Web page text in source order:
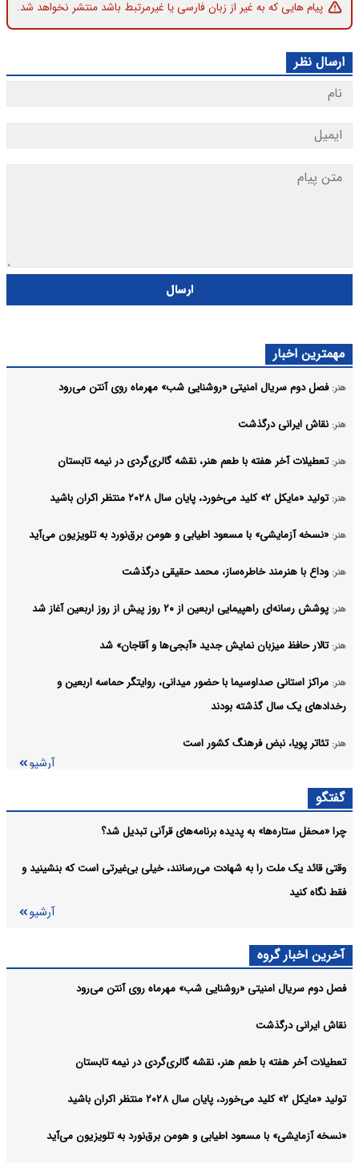
پیام هایی که به غیر از زبان فارسی یا غیرمرتبط باشد منتشر نخواهد شد.
ارسال نظر
ارسال
مهمترین اخبار
هنر: فصل دوم سریال امنیتی «روشنایی شب» مهرماه روی آنتن می‌رود
هنر: نقاش ایرانی درگذشت
هنر: تعطیلات آخر هفته با طعم هنر، نقشه گالری‌گردی در نیمه تابستان
هنر: تولید «مایکل ۲» کلید می‌خورد، پایان سال ۲۰۲۸ منتظر اکران باشید
هنر: «نسخه آزمایشی» با مسعود اطیابی و هومن برق‌نورد به تلویزیون می‌آید
هنر: وداع با هنرمند خاطره‌ساز، محمد حقیقی درگذشت
هنر: پوشش رسانه‌ای راهپیمایی اربعین از ۲۰ روز پیش از روز اربعین آغاز شد
هنر: تالار حافظ میزبان نمایش جدید «آبجی‌ها و آقاجان» شد
هنر: مراکز استانی صداوسیما با حضور میدانی، روایتگر حماسه اربعین و
رخدادهای یک سال گذشته بودند
هنر: تئاتر پویا، نبض فرهنگ کشور است
آرشیو
گفتگو
چرا «محفل ستاره‌ها» به پدیده برنامه‌های قرآنی تبدیل شد؟
وقتی قائد یک ملت را به شهادت می‌رسانند، خیلی بی‌غیرتی است که بنشینید و
فقط نگاه کنید
آرشیو
آخرین اخبار گروه
فصل دوم سریال امنیتی «روشنایی شب» مهرماه روی آنتن می‌رود
نقاش ایرانی درگذشت
تعطیلات آخر هفته با طعم هنر، نقشه گالری‌گردی در نیمه تابستان
تولید «مایکل ۲» کلید می‌خورد، پایان سال ۲۰۲۸ منتظر اکران باشید
«نسخه آزمایشی» با مسعود اطیابی و هومن برق‌نورد به تلویزیون می‌آید